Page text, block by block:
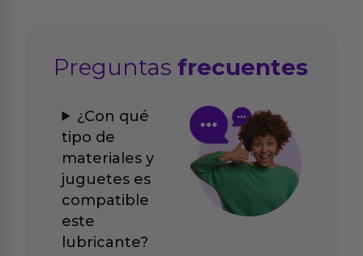
Preguntasfrecuentes
¿Con qué
tipo de
materiales y
juguetes es
compatible
este
lubricante?